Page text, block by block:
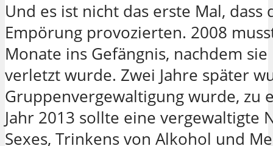
Und es ist nicht das erste Mal,
Empörung provozierten. 2008
Monate ins Gefängnis, nachdem
verletzt wurde. Zwei Jahre später
Gruppenvergewaltigung wurde, zu
Jahr 2013 sollte eine
Sexes, Trinkens von Alkohol und